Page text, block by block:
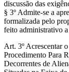
discussão das
§ 3º Admite-se a
formalizada pelo
feito administrativo
Art. 3º Acrescentar
Procedimento Para
Decorrentes de